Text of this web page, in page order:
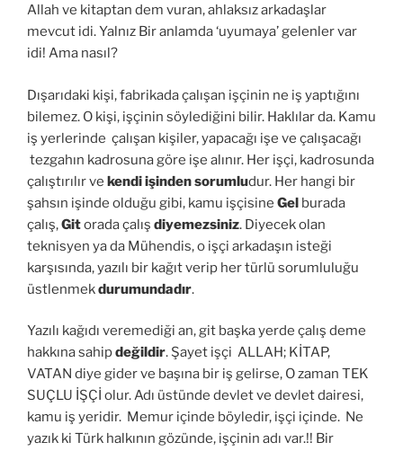
Allah ve kitaptan dem vuran, ahlaksız arkadaşlar
mevcut idi. Yalnız Bir anlamda ‘uyumaya’ gelenler var
idi! Ama nasıl?
Dışarıdaki kişi, fabrikada çalışan işçinin ne iş yaptığını
bilemez. O kişi, işçinin söylediğini bilir. Haklılar da. Kamu
iş yerlerinde çalışan kişiler, yapacağı işe ve çalışacağı
tezgahın kadrosuna göre işe alınır. Her işçi, kadrosunda
çalıştırılır ve kendi işindensorumludur. Her hangi bir
şahsın işinde olduğu gibi, kamu işçisine Gel burada
çalış,Gitorada çalış diyemezsiniz. Diyecek olan
teknisyen ya da Mühendis, o işçi arkadaşın isteği
karşısında, yazılı bir kağıt verip her türlü sorumluluğu
üstlenmekdurumundadır.
Yazılı kağıdı veremediği an, git başka yerde çalış deme
hakkına sahipdeğildir. Şayet işçi ALLAH; KİTAP,
VATAN diye gider ve başına bir iş gelirse, O zaman TEK
SUÇLU İŞÇİ olur. Adı üstünde devlet ve devlet dairesi,
kamu iş yeridir. Memur içinde böyledir, işçi içinde. Ne
yazık ki Türk halkının gözünde, işçinin adı var.!! Bir